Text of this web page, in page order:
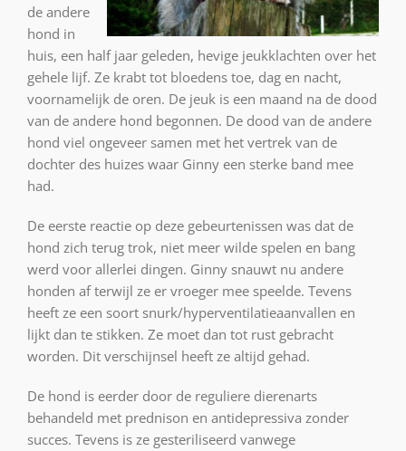
de andere
hond in
huis, een half jaar geleden, hevige jeukklachten over het
gehele lijf. Ze krabt tot bloedens toe, dag en nacht,
voornamelijk de oren. De jeuk is een maand na de dood
van de andere hond begonnen. De dood van de andere
hond viel ongeveer samen met het vertrek van de
dochter des huizes waar Ginny een sterke band mee
had.
De eerste reactie op deze gebeurtenissen was dat de
hond zich terug trok, niet meer wilde spelen en bang
werd voor allerlei dingen. Ginny snauwt nu andere
honden af terwijl ze er vroeger mee speelde. Tevens
heeft ze een soort snurk/hyperventilatieaanvallen en
lijkt dan te stikken. Ze moet dan tot rust gebracht
worden. Dit verschijnsel heeft ze altijd gehad.
De hond is eerder door de reguliere dierenarts
behandeld met prednison en antidepressiva zonder
succes. Tevens is ze gesteriliseerd vanwege